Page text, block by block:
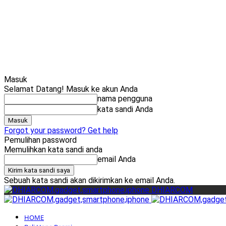
Masuk
Selamat Datang! Masuk ke akun Anda
nama pengguna
kata sandi Anda
Forgot your password? Get help
Pemulihan password
Memulihkan kata sandi anda
email Anda
Sebuah kata sandi akan dikirimkan ke email Anda.
DHIARCOM
HOME